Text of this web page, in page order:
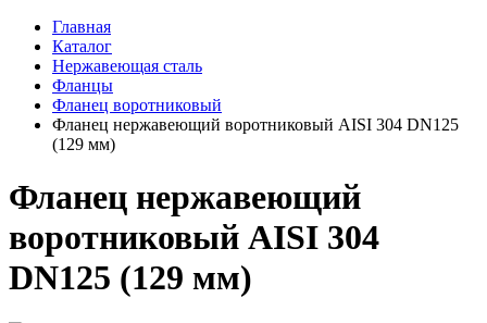
Главная
Каталог
Нержавеющая сталь
Фланцы
Фланец воротниковый
Фланец нержавеющий воротниковый AISI 304 DN125
(129 мм)
Фланец нержавеющий
воротниковый AISI 304
DN125 (129 мм)